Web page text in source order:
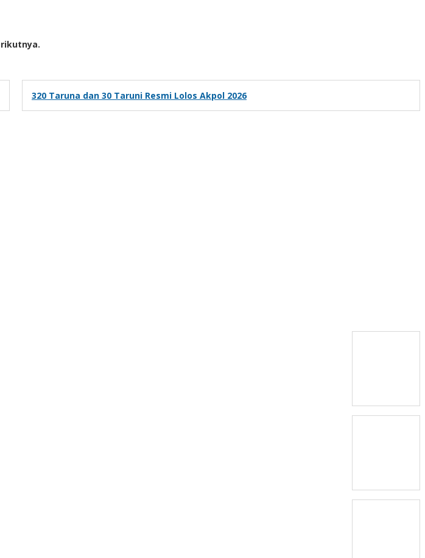
320 Taruna dan 30 Taruni Resmi Lolos Akpol 2026